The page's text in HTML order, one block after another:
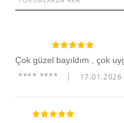
Çok güzel bayıldım , çok
**** **** 17.01.2026